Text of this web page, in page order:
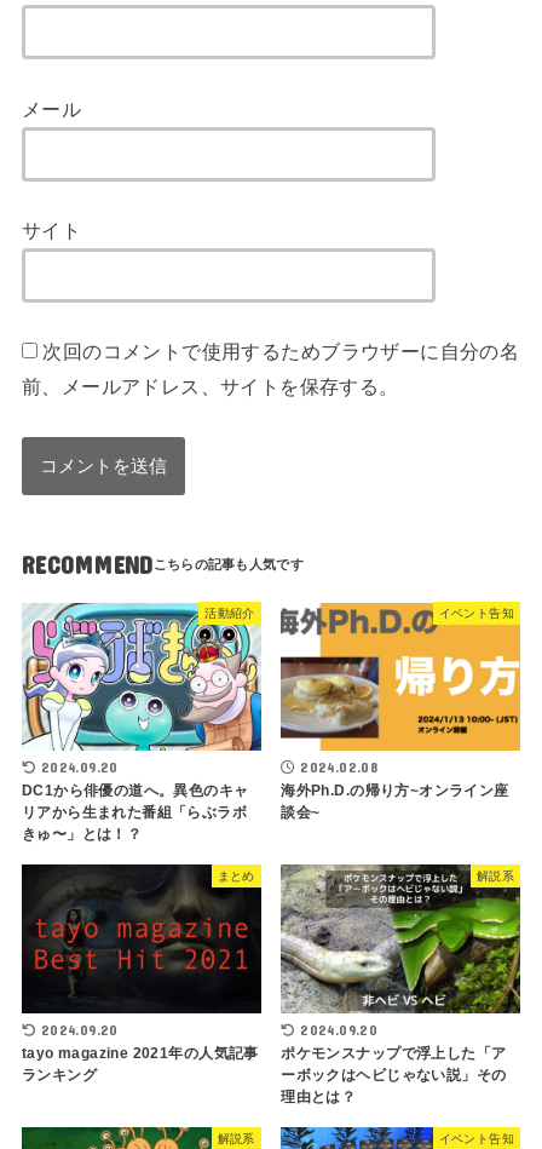
メール
サイト
次回のコメントで使用するためブラウザーに自分の名
前、メールアドレス、サイトを保存する。
RECOMMEND
活動紹介
2024.09.20
DC1から俳優の道へ。異色のキャ
リアから生まれた番組「らぶラボ
きゅ〜」とは！？
イベント告知
2024.02.08
海外Ph.D.の帰り方~オンライン座
談会~
まとめ
2024.09.20
tayo magazine 2021年の人気記事
ランキング
解説系
2024.09.20
ポケモンスナップで浮上した「ア
ーボックはヘビじゃない説」その
理由とは？
解説系 イベント告知